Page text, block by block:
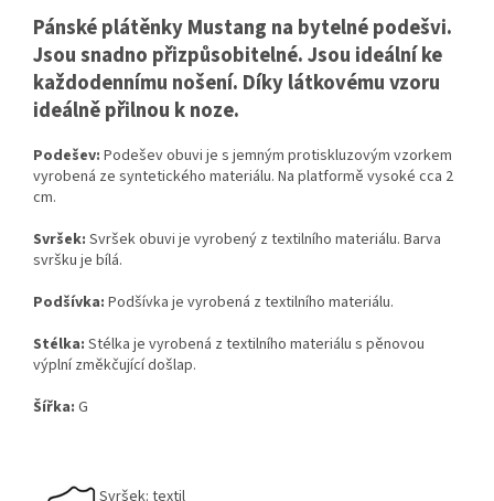
Pánské plátěnky Mustang na bytelné podešvi.
Jsou snadno přizpůsobitelné. Jsou ideální ke
každodennímu nošení. Díky látkovému vzoru
ideálně přilnou k noze.
Podešev: Podešev obuvi je s jemným protiskluzovým vzorkem
vyrobená ze syntetického materiálu. Na platformě vysoké cca 2
cm.
Svršek: Svršek obuvi je vyrobený z textilního materiálu. Barva
svršku je bílá.
Podšívka: Podšívka je vyrobená z textilního materiálu.
Stélka: Stélka je vyrobená z textilního materiálu s pěnovou
výplní změkčující došlap.
Šířka: G